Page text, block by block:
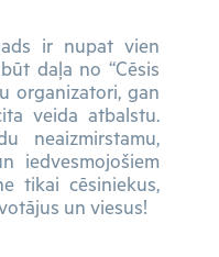
ir nupat vien
daļa no “Cēsis
organizatori, gan
veida atbalstu.
neaizmirstamu,
iedvesmojošiem
tikai cēsiniekus,
un viesus!